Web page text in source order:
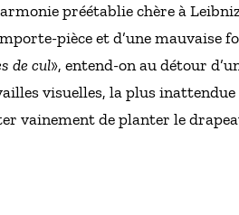
préétablie chère à
pièce et d’une mauvaise
de cul», entend-on au détour
visuelles, la plus
vainement de planter le